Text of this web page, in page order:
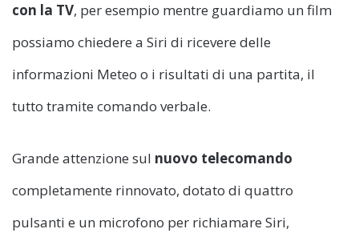
con la TV, per esempio mentre guardiamo un film
possiamo chiedere a Siri di ricevere delle
informazioni Meteo o i risultati di una partita, il
tutto tramite comando verbale.
Grande attenzione sul nuovo telecomando
completamente rinnovato, dotato di quattro
pulsanti e un microfono per richiamare Siri,